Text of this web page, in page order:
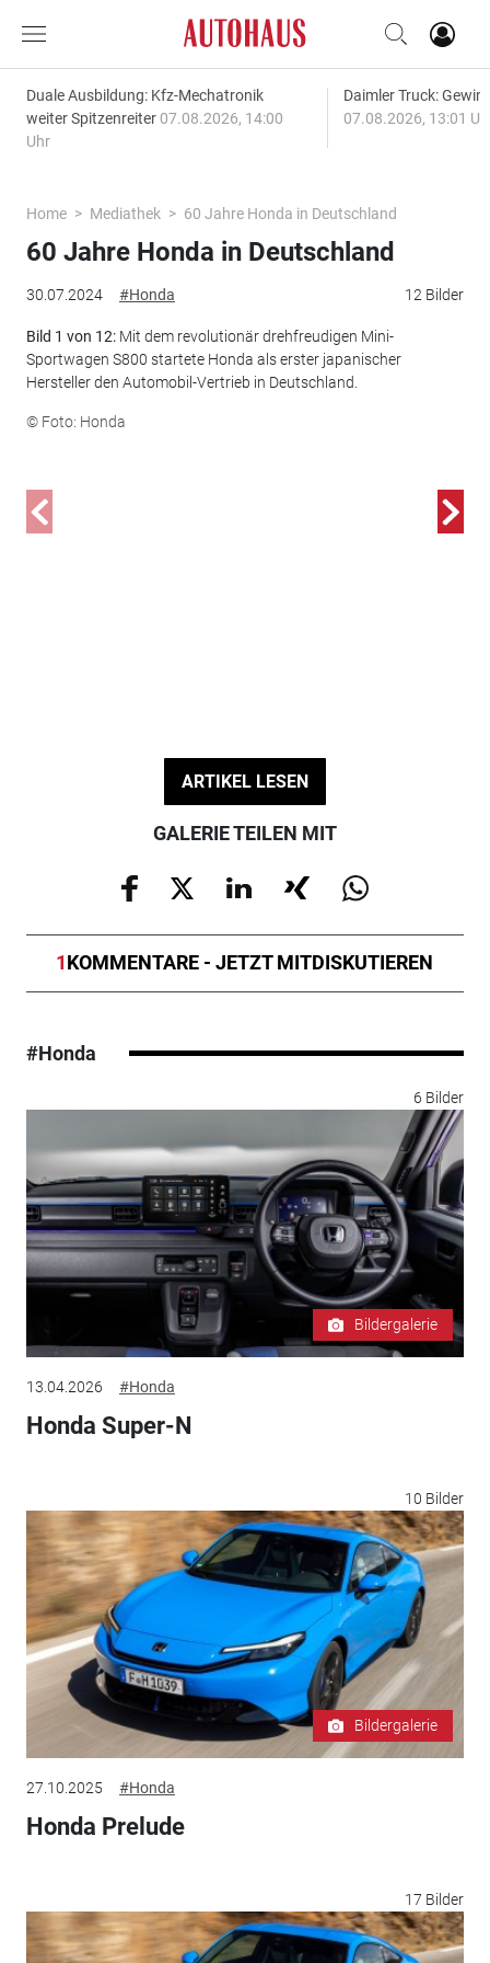
Duale Ausbildung: Kfz-Mechatronik
weiter Spitzenreiter 07.08.2026, 14:00
Uhr
Daimler Truck:
07.08.2026, 13:01
Home Mediathek 60 Jahre Honda in Deutschland
30.07.2024 #Honda 12 Bilder
60 Jahre Honda in Deutschland
Bild 1 von 12: Mit dem revolutionär drehfreudigen Mini-
Sportwagen S800 startete Honda als erster japanischer
Hersteller den Automobil-Vertrieb in Deutschland.
© Foto: Honda
ARTIKEL LESEN
GALERIE TEILEN MIT
1KOMMENTARE - JETZT MITDISKUTIEREN
#Honda
6 Bilder
Bildergalerie
13.04.2026 #Honda
Honda Super-N
10 Bilder
Bildergalerie
27.10.2025 #Honda
Honda Prelude
17 Bilder